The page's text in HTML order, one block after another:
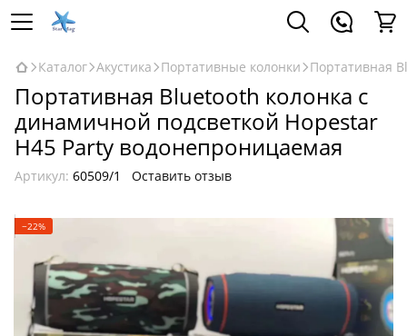
Каталог Акустика Портативные колонки Портативная
Портативная Bluetooth колонка с
динамичной подсветкой Hopestar
H45 Party водонепроницаемая
Артикул: 60509/1 Оставить отзыв
−22%